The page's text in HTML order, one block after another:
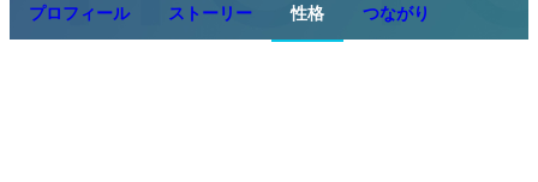
プロフィール ストーリー 性格 つながり